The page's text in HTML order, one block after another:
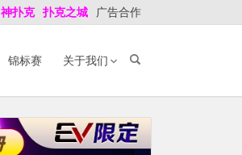
神扑克 扑克之城 广告合作
锦标赛 关于我们